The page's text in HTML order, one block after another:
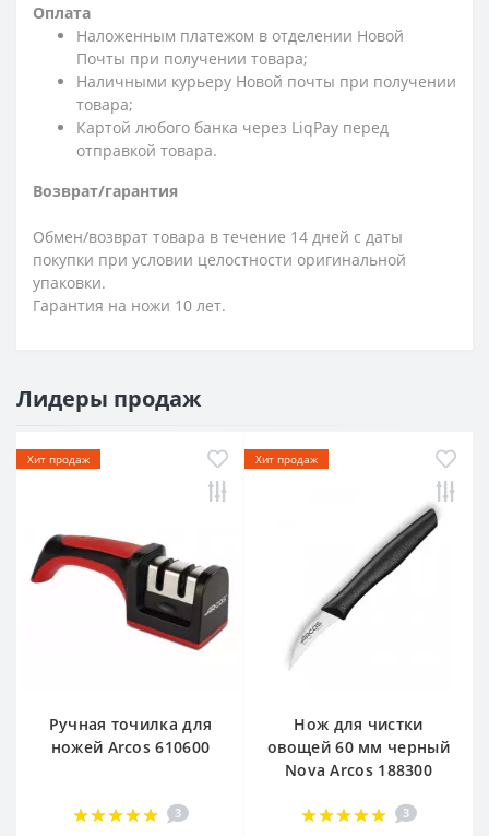
Оплата
Наложенным платежом в отделении Новой
Почты при получении товара;
Наличными курьеру Новой почты при получении
товара;
Картой любого банка через LiqPay перед
отправкой товара.
Возврат/гарантия
Обмен/возврат товара в течение 14 дней с даты
покупки при условии целостности оригинальной
упаковки.
Гарантия на ножи 10 лет.
Лидеры продаж
Хит продаж
Ручная точилка для
ножей Arcos 610600
3
Хит продаж
Нож для чистки
овощей 60 мм черный
Nova Arcos 188300
3